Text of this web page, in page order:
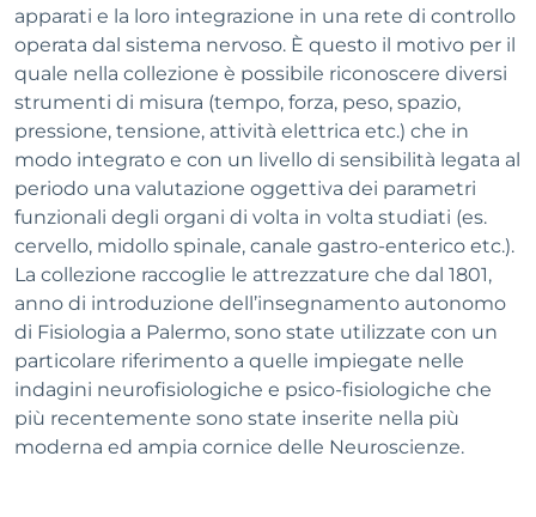
apparati e la loro integrazione in una rete di controllo
operata dal sistema nervoso. È questo il motivo per il
quale nella collezione è possibile riconoscere diversi
strumenti di misura (tempo, forza, peso, spazio,
pressione, tensione, attività elettrica etc.) che in
modo integrato e con un livello di sensibilità legata al
periodo una valutazione oggettiva dei parametri
funzionali degli organi di volta in volta studiati (es.
cervello, midollo spinale, canale gastro-enterico etc.).
La collezione raccoglie le attrezzature che dal 1801,
anno di introduzione dell’insegnamento autonomo
di Fisiologia a Palermo, sono state utilizzate con un
particolare riferimento a quelle impiegate nelle
indagini neurofisiologiche e psico-fisiologiche che
più recentemente sono state inserite nella più
moderna ed ampia cornice delle Neuroscienze.